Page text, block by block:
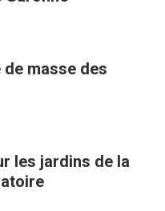
masse des
les jardins de la